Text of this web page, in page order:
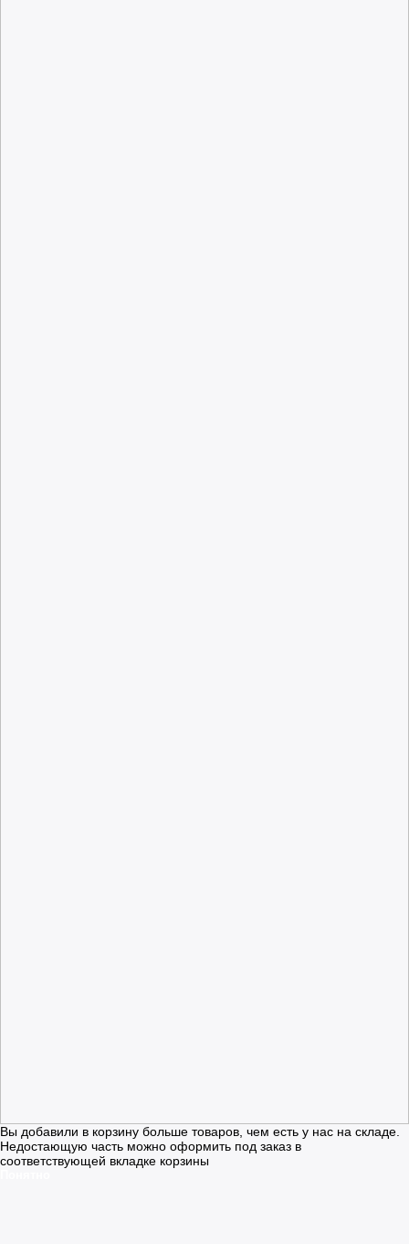
Вы добавили в корзину больше товаров, чем есть у нас на складе.
Недостающую часть можно оформить под заказ в
соответствующей вкладке корзины